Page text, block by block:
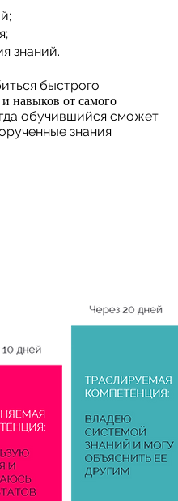
знаний.
быстрого
и навыков от самого
обучившийся сможет
знания